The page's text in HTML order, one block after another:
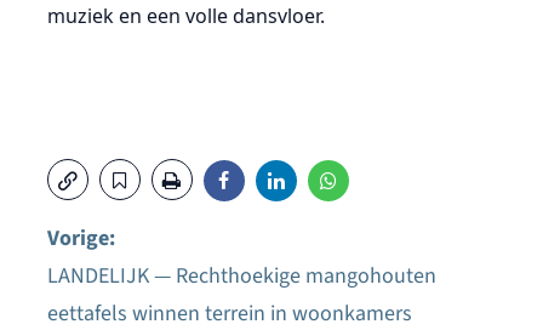
muziek en een volle dansvloer.
Bericht
Vorige:
LANDELIJK — Rechthoekige mangohouten
eettafels winnen terrein in woonkamers